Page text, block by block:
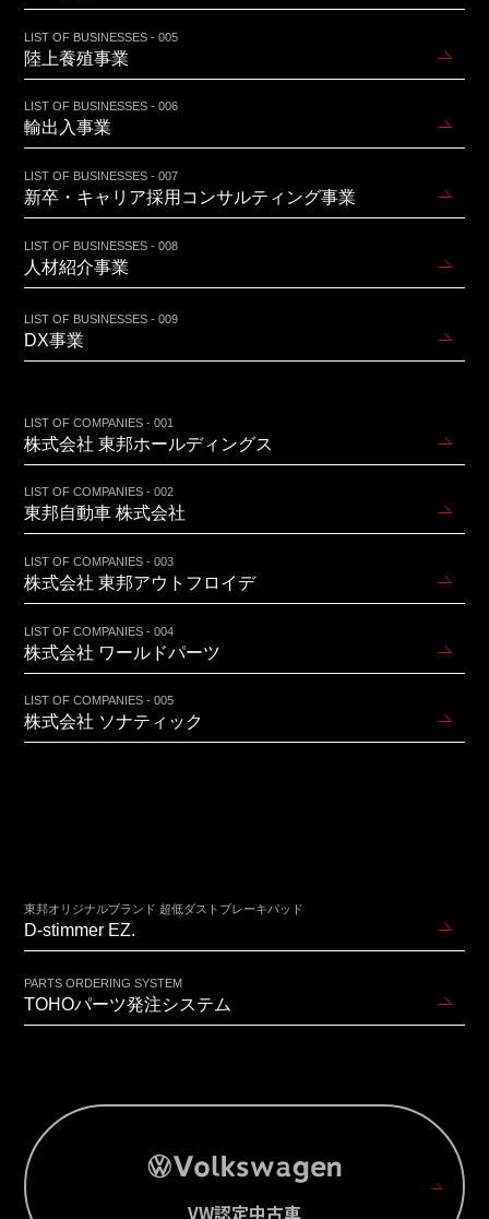
LIST OF BUSINESSES - 005
陸上養殖事業
LIST OF BUSINESSES - 006
輸出入事業
LIST OF BUSINESSES - 007
新卒・キャリア採用コンサルティング事業
LIST OF BUSINESSES - 008
人材紹介事業
LIST OF BUSINESSES - 009
DX事業
LIST OF COMPANIES - 001
株式会社 東邦ホールディングス
LIST OF COMPANIES - 002
東邦自動車 株式会社
LIST OF COMPANIES - 003
株式会社 東邦アウトフロイデ
LIST OF COMPANIES - 004
株式会社 ワールドパーツ
LIST OF COMPANIES - 005
株式会社 ソナティック
東邦オリジナルブランド 超低ダストブレーキパッド
D-stimmer EZ.
PARTS ORDERING SYSTEM
TOHOパーツ発注システム
VW認定中古車